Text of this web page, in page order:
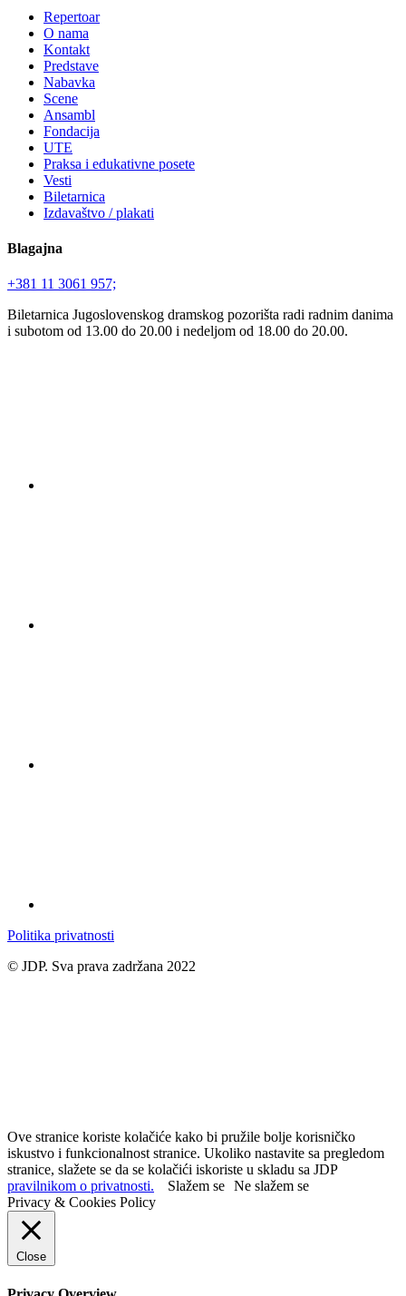
Repertoar
O nama
Kontakt
Predstave
Nabavka
Scene
Ansambl
Fondacija
UTE
Praksa i edukativne posete
Vesti
Biletarnica
Izdavaštvo / plakati
Blagajna
+381 11 3061 957;
Biletarnica Jugoslovenskog dramskog pozorišta radi radnim danima
i subotom od 13.00 do 20.00 i nedeljom od 18.00 do 20.00.
Politika privatnosti
© JDP. Sva prava zadržana 2022
Ove stranice koriste kolačiće kako bi pružile bolje korisničko
iskustvo i funkcionalnost stranice. Ukoliko nastavite sa pregledom
stranice, slažete se da se kolačići iskoriste u skladu sa JDP
pravilnikom o privatnosti.
Slažem se Ne slažem se
Privacy & Cookies Policy
Close